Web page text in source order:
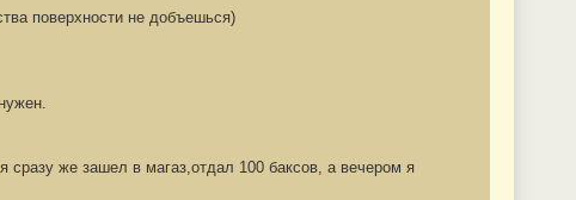
поверхности не добъешься)
сразу же зашел в магаз,отдал 100 баксов, а вечером я